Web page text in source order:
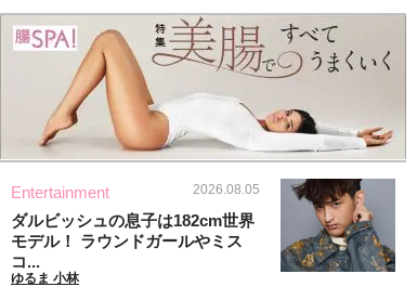
Entertainment 2026.08.05
ダルビッシュの息子は182cm世界
モデル！ ラウンドガールやミス
コ...
ゆるま 小林